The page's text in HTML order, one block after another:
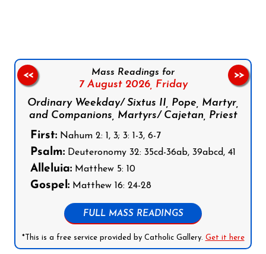
Mass Readings for
7 August 2026, Friday
Ordinary Weekday/ Sixtus II, Pope, Martyr,
and Companions, Martyrs/ Cajetan, Priest
First: Nahum 2: 1, 3; 3: 1-3, 6-7
Psalm: Deuteronomy 32: 35cd-36ab, 39abcd, 41
Alleluia: Matthew 5: 10
Gospel: Matthew 16: 24-28
FULL MASS READINGS
*This is a free service provided by Catholic Gallery. Get it here
<< >>